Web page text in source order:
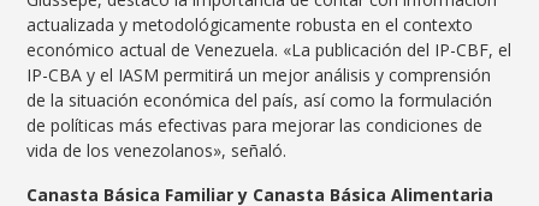
actualizada y metodológicamente robusta en el contexto
económico actual de Venezuela. «La publicación del IP-CBF, el
IP-CBA y el IASM permitirá un mejor análisis y comprensión
de la situación económica del país, así como la formulación
de políticas más efectivas para mejorar las condiciones de
vida de los venezolanos», señaló.
Canasta Básica Familiar y Canasta Básica Alimentaria